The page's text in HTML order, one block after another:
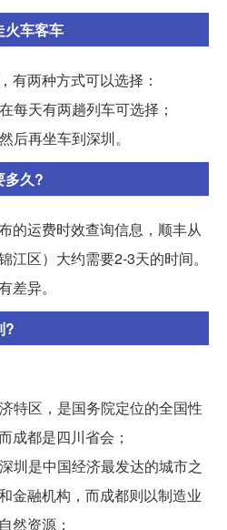
火车客车
有两种方式可以选择：
每天有两趟列车可选择；
后再坐车到深圳。
多久?
的运费时效查询信息，顺丰从
江区）大约需要2-3天的时间。
差异。
?
特区，是国务院定位的全国性
成都是四川省会；
圳是中国经济最发达的城市之
金融机构，而成都则以制造业
然资源；